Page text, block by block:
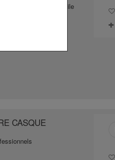
solvanté pour automobile
CASQUE